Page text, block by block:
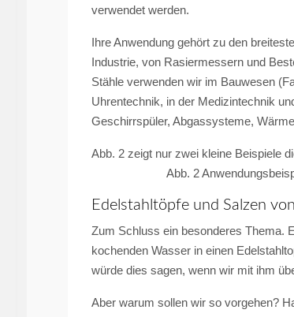
verwendet werden.
Ihre Anwendung gehört zu den
Industrie, von Rasiermessern und
Stähle verwenden wir im Bauwesen
Uhrentechnik, in der Medizintechnik
Geschirrspüler, Abgassysteme,
Abb. 2 zeigt nur zwei kleine Beispiele
Abb. 2 Anwendungsbeispiele
Edelstahltöpfe und Salzen
Zum Schluss ein besonderes Thema.
kochenden Wasser in einen
würde dies sagen, wenn wir mit ihm
Aber warum sollen wir so vorgehen?